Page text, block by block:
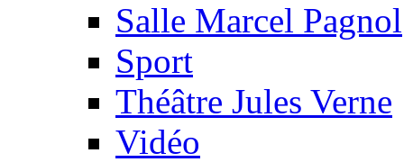
Salle Marcel Pagnol
Sport
Théâtre Jules Verne
Vidéo